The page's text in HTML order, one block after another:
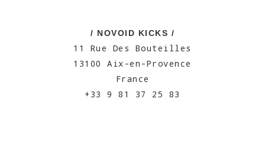
/ NOVOID KICKS /
11 Rue Des Bouteilles
13100 Aix-en-Provence
France
+33 9 81 37 25 83